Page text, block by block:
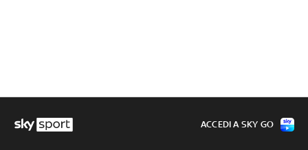
ACCEDI A SKY GO